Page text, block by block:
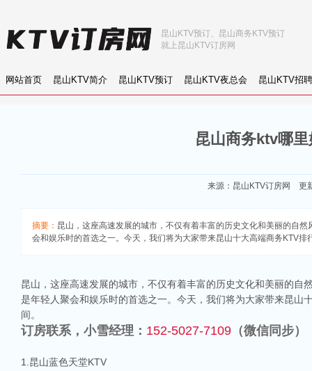
网站首页 昆山KTV简介 昆山KTV预订 昆山KTV夜总会 昆山KTV招聘
昆山KTV预订、昆山商务KTV预订
就上昆山KTV订房网
昆山商务ktv哪
来源： 昆山KTV订房网 更
摘要： 昆山，这座高速发展的城市，不仅有着丰富的历史文化和美丽的自
会和娱乐时的首选之一。今天，我们将为大家带来昆山十大高端商务KTV
昆山，这座高速发展的城市，不仅有着丰富的历史文化和美丽的
是年轻人聚会和娱乐时的首选之一。今天，我们将为大家带来昆
间。
订房联系，小雪经理： 152-5027-7109 （微信同步）
1.昆山蓝色天堂KTV